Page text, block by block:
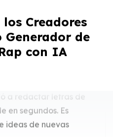
Creadores
Generador de
con IA
de Rap con IA de
a redactar letras de
en segundos. Es